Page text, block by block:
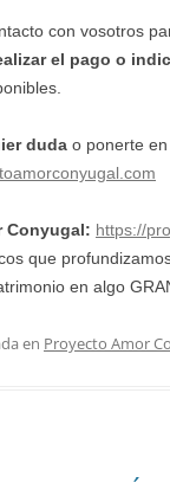
con vosotros
el pago o
duda o ponerte
Conyugal: https://
que
en algo
en Proyecto Amor